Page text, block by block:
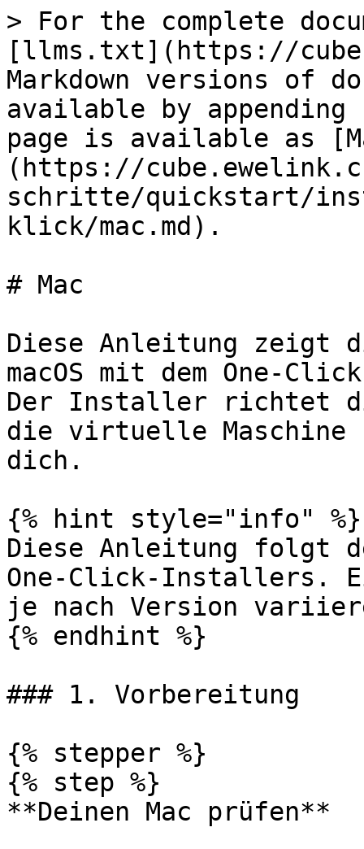
> For the complete
[llms.txt](https://
Markdown versions of
available by
page is available as
(https://
schritte/quickstart/
klick/mac.md).
# Mac
Diese Anleitung zeigt
macOS mit dem One-
Der Installer richtet
die virtuelle Maschine
dich.
{% hint style="info" %}
Diese Anleitung folgt
One-Click-Installers.
je nach Version
{% endhint %}
### 1. Vorbereitung
{% stepper %}
{% step %}
**Deinen Mac prüfen**